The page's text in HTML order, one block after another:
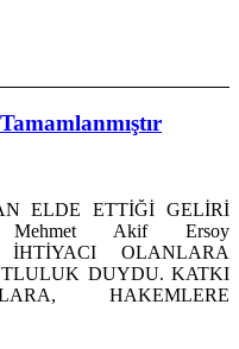
ELDE ETTİĞİ GELİRİ
Akif Ersoy
İHTİYACI OLANLARA
DUYDU. KATKI
HAKEMLERE